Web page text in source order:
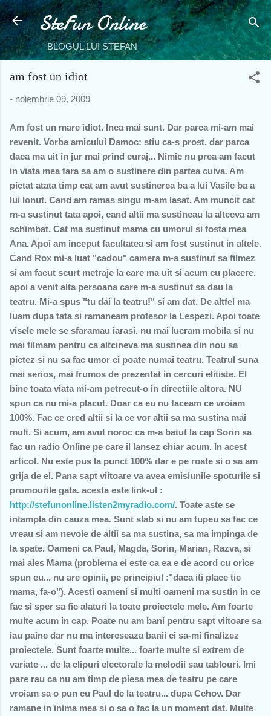
Treceți la conținutul principal
SteFun Online
BLOGUL LUI STEFAN
am fost un idiot
- noiembrie 09, 2009
Am fost un mare idiot. Inca mai sunt. Dar parca mi-am mai
revenit. Vorba amicului Damoc: stiu ca-s prost, dar parca
daca ma uit in jur mai prind curaj... Nimic nu prea am facut
in viata mea fara sa am o sustinere din partea cuiva. Am
pictat atata timp cat am avut sustinerea ba a lui Vasile ba a
lui Ionut. Cand am ramas singu m-am lasat. Am muncit cat
m-a sustinut tata apoi, cand altii ma sustineau la altceva am
schimbat. Cat ma sustinut mama cu umorul si fosta mea
Ana. Apoi am inceput facultatea si am fost sustinut in altele.
Cand Rox mi-a luat "cadou" camera m-a sustinut sa filmez
si am facut scurt metraje la care ma uit si acum cu placere.
apoi a venit alta persoana care m-a sustinut sa dau la
teatru. Mi-a spus "tu dai la teatru!" si am dat. De altfel ma
luam dupa tata si ramaneam profesor la Lespezi. Apoi toate
visele mele se sfaramau iarasi. nu mai lucram mobila si nu
mai filmam pentru ca altcineva ma sustinea din nou sa
pictez si nu sa fac umor ci poate numai teatru. Teatrul suna
mai serios, mai frumos de prezentat in cercuri elitiste. EI
bine toata viata mi-am petrecut-o in directiile altora. NU
spun ca nu mi-a placut. Doar ca eu nu faceam ce vroiam
100%. Fac ce cred altii si la ce vor altii sa ma sustina mai
mult. Si acum, am avut noroc ca m-a batut la cap Sorin sa
fac un radio Online pe care il lansez chiar acum. In acest
articol. Nu este pus la punct 100% dar e pe roate si o sa am
grija de el. Pana sapt viitoare va avea emisiunile spoturile si
promourile gata. acesta este link-ul :
http://stefunonline.listen2myradio.com/. Toate aste se
intampla din cauza mea. Sunt slab si nu am tupeu sa fac ce
vreau si am nevoie de altii sa ma sustina, sa ma impinga de
la spate. Oameni ca Paul, Magda, Sorin, Marian, Razva, si
mai ales Mama (problema ei este ca ea e de acord cu orice
spun eu... nu are opinii, pe principiul :"daca iti place tie
mama, fa-o"). Acesti oameni si multi oameni ma sustin in ce
fac si sper sa fie alaturi la toate proiectele mele. Am foarte
multe acum in cap. Poate nu am bani pentru sapt viitoare sa
iau paine dar nu ma intereseaza banii ci sa-mi finalizez
proiectele. Sunt foarte multe... foarte multe si extrem de
variate ... de la clipuri electorale la melodii sau tablouri. Imi
pare rau ca nu am timp de piesa mea de teatru pe care
vroiam sa o pun cu Paul de la teatru... dupa Cehov. Dar
ramane in inima mea si o sa o fac la un moment dat. Multe